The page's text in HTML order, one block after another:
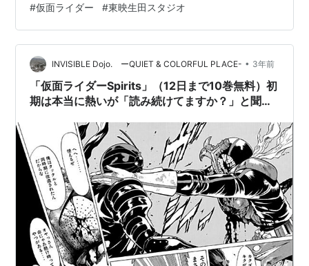
#仮面ライダー #東映生田スタジオ
INVISIBLE Dojo. ーQUIET & COLORFUL PLACE- • 3年前
「仮面ライダーSpirits」（12日まで10巻無料）初
期は本当に熱いが「読み続けてますか？」と聞か